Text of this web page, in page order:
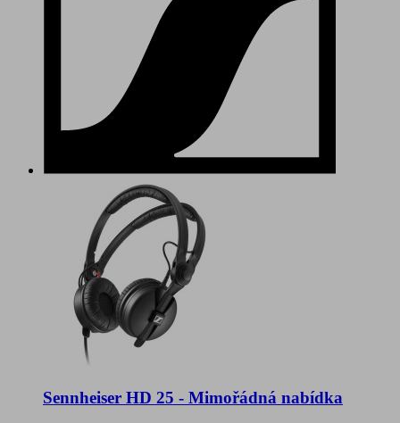
Sennheiser HD 25 - Mimořádná nabídka